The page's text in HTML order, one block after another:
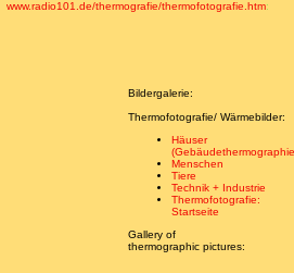
www.radio101.de/thermografie/thermofotografie.htm:
Bildergalerie:
Thermofotografie/ Wärmebilder:
Häuser
Menschen
Tiere
Technik + Industrie
Thermofotografie:
Startseite
Gallery of
thermographic pictures: